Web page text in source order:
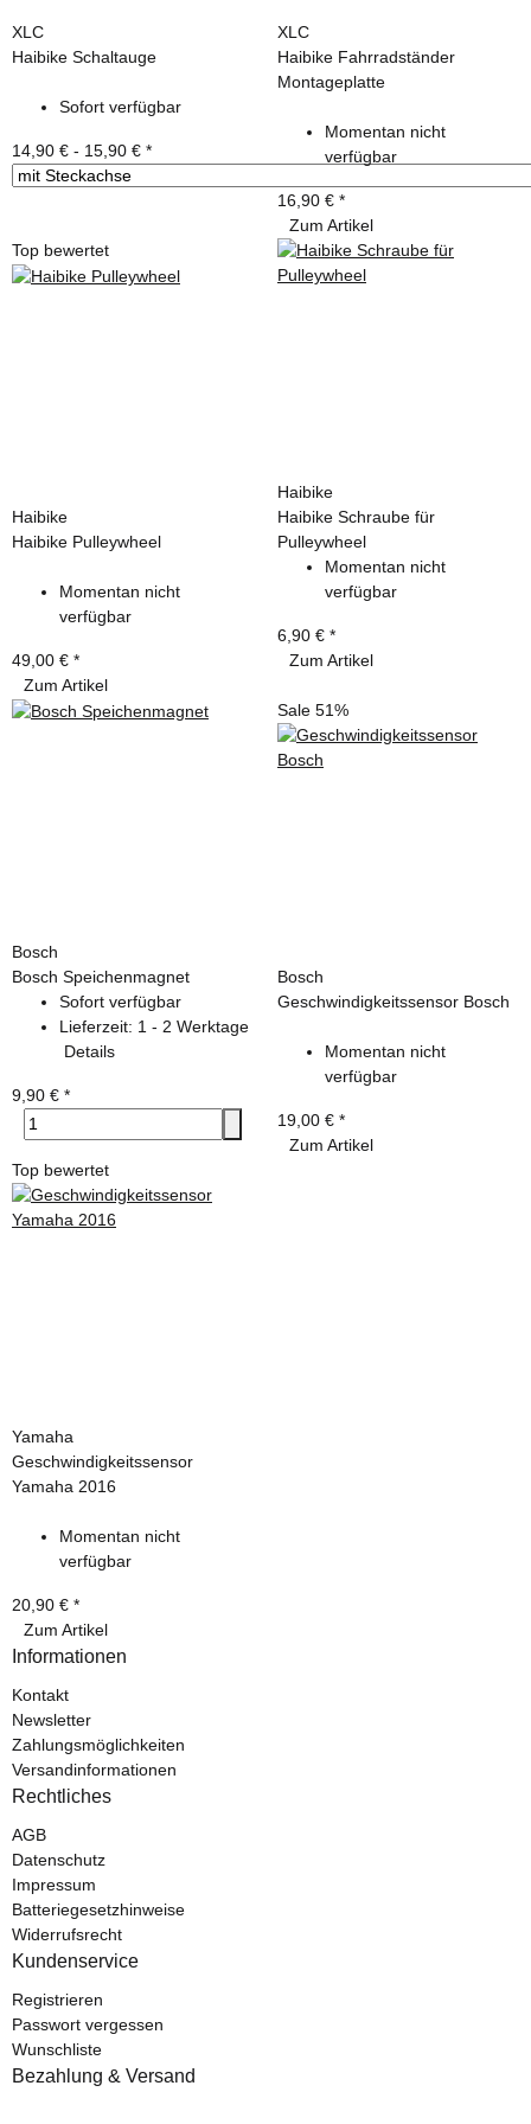
XLC
Haibike Schaltauge
Sofort verfügbar
14,90 € - 15,90 € *
XLC
Haibike Fahrradständer
Montageplatte
Momentan nicht
verfügbar
16,90 € *
Zum Artikel
Top bewertet
Haibike
Haibike Pulleywheel
Momentan nicht
verfügbar
49,00 € *
Zum Artikel
Haibike
Haibike Schraube für
Pulleywheel
Momentan nicht
verfügbar
6,90 € *
Zum Artikel
Bosch
Bosch Speichenmagnet
Sofort verfügbar
Lieferzeit: 1 - 2 Werktage
Details
9,90 € *
Sale 51%
Bosch
Geschwindigkeitssensor Bosch
Momentan nicht
verfügbar
19,00 € *
Zum Artikel
Top bewertet
Yamaha
Geschwindigkeitssensor
Yamaha 2016
Momentan nicht
verfügbar
20,90 € *
Zum Artikel
Informationen
Kontakt
Newsletter
Zahlungsmöglichkeiten
Versandinformationen
Rechtliches
AGB
Datenschutz
Impressum
Batteriegesetzhinweise
Widerrufsrecht
Kundenservice
Registrieren
Passwort vergessen
Wunschliste
Bezahlung & Versand